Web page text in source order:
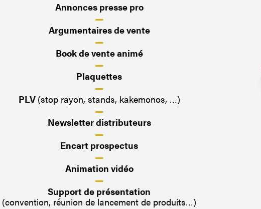
Annonces presse pro
—
Argumentaires de vente
—
Book de vente animé
—
Plaquettes
—
PLV (stop rayon, stands, kakemonos, …)
—
Newsletter distributeurs
—
Encart prospectus
—
Animation vidéo
—
Support de présentation
(convention, réunion de lancement de produits…)